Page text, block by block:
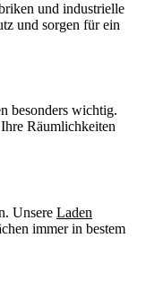
und industrielle
und sorgen für ein
besonders wichtig.
Räumlichkeiten
Unsere Laden
immer in bestem